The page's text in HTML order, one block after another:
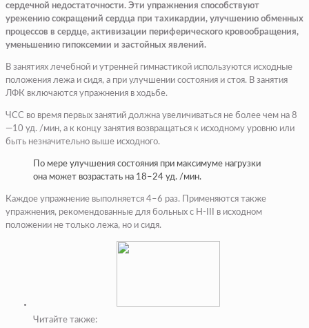
сердечной недостаточности. Эти упражнения способствуют
урежению сокращений сердца при тахикардии, улучшению обменных
процессов в сердце, активизации периферического кровообращения,
уменьшению гипоксемии и застойных явлений.
В занятиях лечебной и утренней гимнастикой используются исходные
положения лежа и сидя, а при улучшении состояния и стоя. В занятия
ЛФК включаются упражнения в ходьбе.
ЧСС во время первых занятий должна увеличиваться не более чем на 8
—10 уд. /мин, а к концу занятия возвращаться к исходному уровню или
быть незначительно выше исходного.
По мере улучшения состояния при максимуме нагрузки
она может возрастать на 18–24 уд. /мин.
Каждое упражнение выполняется 4–6 раз. Применяются также
упражнения, рекомендованные для больных с Н-III в исходном
положении не только лежа, но и сидя.
Читайте также: